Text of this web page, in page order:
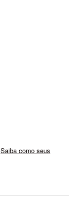
Saiba como seus